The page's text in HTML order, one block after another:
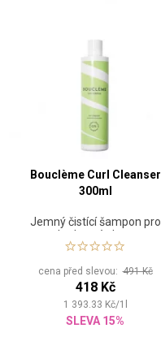
Bouclème Curl Cleanser
300ml
Jemný čistící šampon pro
kudrnaté vlasy
cena před slevou:491 Kč
418 Kč
1 393.33 Kč/1
SLEVA 15%